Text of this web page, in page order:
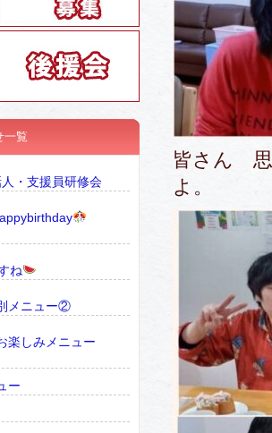
皆さん 思
よ。
一覧
・支援員研修会
ね
メニュー②
楽しみメニュー
ー